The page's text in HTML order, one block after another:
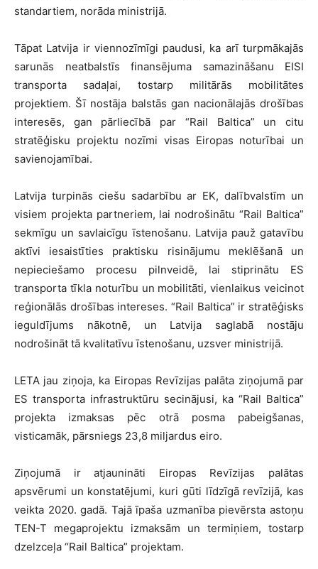
standartiem, norāda ministrijā.
Tāpat Latvija ir viennozīmīgi paudusi, ka arī turpmākajās
sarunās neatbalstīs finansējuma samazināšanu EISI
transporta sadaļai, tostarp militārās mobilitātes
projektiem. Šī nostāja balstās gan nacionālajās drošības
interesēs, gan pārliecībā par “Rail Baltica” un citu
stratēģisku projektu nozīmi visas Eiropas noturībai un
savienojamībai.
Latvija turpinās ciešu sadarbību ar EK, dalībvalstīm un
visiem projekta partneriem, lai nodrošinātu “Rail Baltica”
sekmīgu un savlaicīgu īstenošanu. Latvija pauž gatavību
aktīvi iesaistīties praktisku risinājumu meklēšanā un
nepieciešamo procesu pilnveidē, lai stiprinātu ES
transporta tīkla noturību un mobilitāti, vienlaikus veicinot
reģionālās drošības intereses. “Rail Baltica” ir stratēģisks
ieguldījums nākotnē, un Latvija saglabā nostāju
nodrošināt tā kvalitatīvu īstenošanu, uzsver ministrijā.
LETA jau ziņoja, ka Eiropas Revīzijas palāta ziņojumā par
ES transporta infrastruktūru secinājusi, ka “Rail Baltica”
projekta izmaksas pēc otrā posma pabeigšanas,
visticamāk, pārsniegs 23,8 miljardus eiro.
Ziņojumā ir atjaunināti Eiropas Revīzijas palātas
apsvērumi un konstatējumi, kuri gūti līdzīgā revīzijā, kas
veikta 2020. gadā. Tajā īpaša uzmanība pievērsta astoņu
TEN-T megaprojektu izmaksām un termiņiem, tostarp
dzelzceļa “Rail Baltica” projektam.